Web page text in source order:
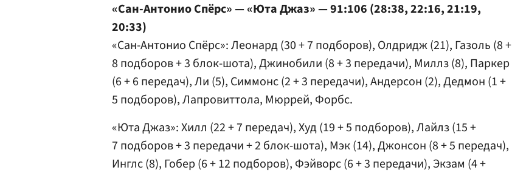
«Сан-Антонио Спёрс» — «Юта Джаз» — 91:106 (28:38, 22:16, 21:19,
20:33)
«Сан-Антонио Спёрс»: Леонард (30 + 7 подборов), Олдридж (21), Газоль (8 +
8 подборов + 3 блок-шота), Джинобили (8 + 3 передачи), Миллз (8), Паркер
(6 + 6 передач), Ли (5), Симмонс (2 + 3 передачи), Андерсон (2), Дедмон (1 +
5 подборов), Лапровиттола, Мюррей, Форбс.
«Юта Джаз»: Хилл (22 + 7 передач), Худ (19 + 5 подборов), Лайлз (15 +
7 подборов + 3 передачи + 2 блок-шота), Мэк (14), Джонсон (8 + 5 передач),
Инглс (8), Гобер (6 + 12 подборов), Фэйворс (6 + 3 передачи), Экзам (4 +